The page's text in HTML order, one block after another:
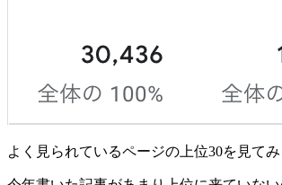
よく見られているページの上位30を見てみ